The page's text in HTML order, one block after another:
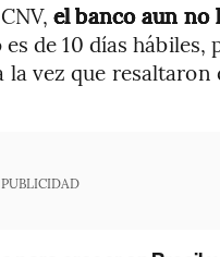
el banco aun no
de 10 días hábiles,
vez que resaltaron
PUBLICIDAD